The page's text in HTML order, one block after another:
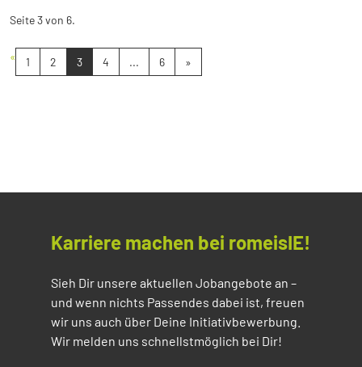
Seite 3 von 6.
« 1 2 3 4 ... 6 »
Karriere machen bei romeisIE!
Sieh Dir unsere aktuellen Jobangebote an –
und wenn nichts Passendes dabei ist, freuen
wir uns auch über Deine Initiativbewerbung.
Wir melden uns schnellstmöglich bei Dir!